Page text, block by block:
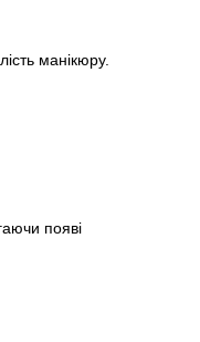
манікюру.
появі